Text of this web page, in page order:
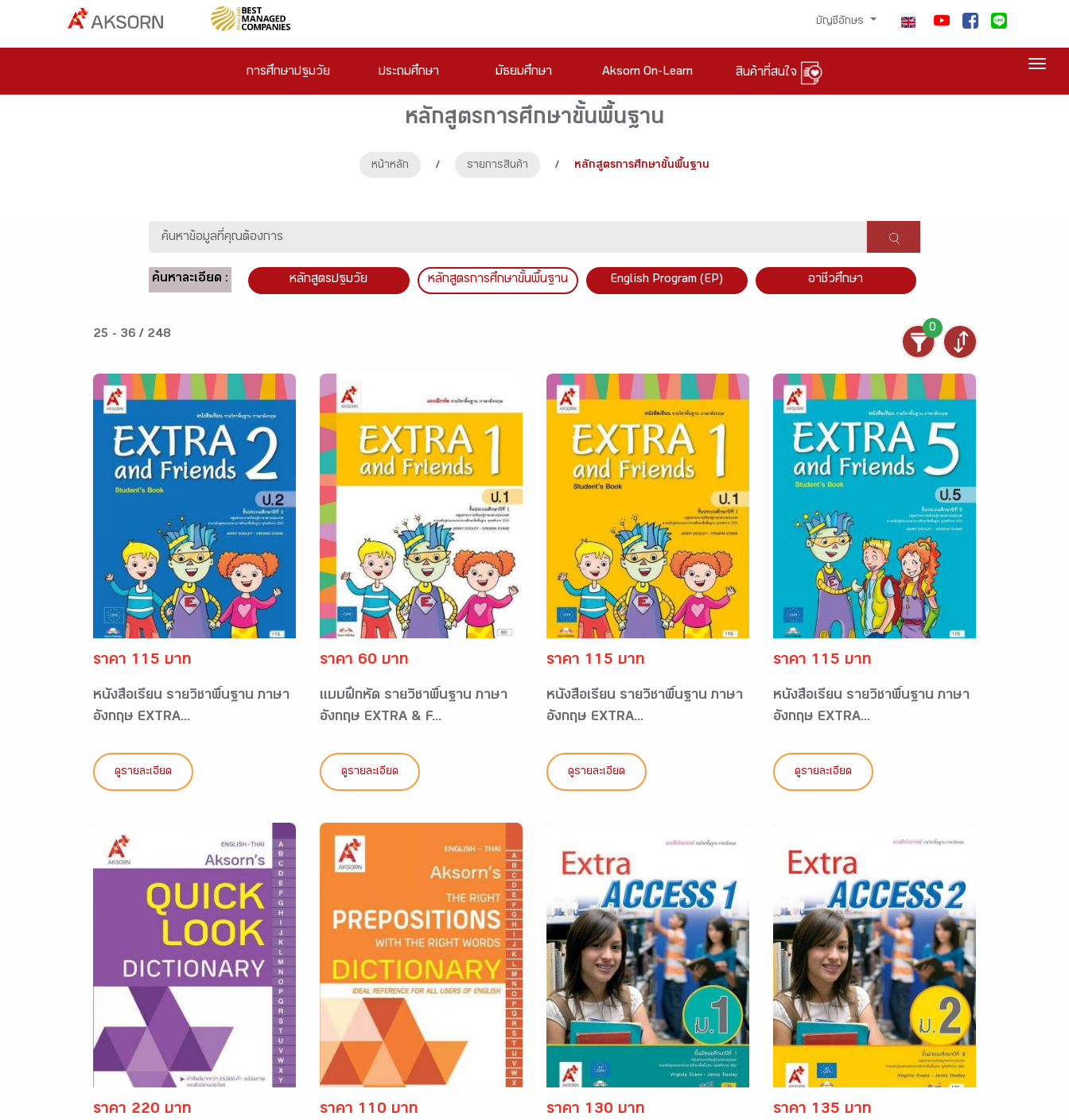
บัญชีอักษร
การศึกษาปฐมวัย ประถมศึกษา มัธยมศึกษา Aksorn On-Learn สินค้าที่สนใจ
หลักสูตรการศึกษาขั้นพื้นฐาน
หน้าหลัก / รายการสินค้า / หลักสูตรการศึกษาขั้นพื้นฐาน
ค้นหาละเอียด : หลักสูตรปฐมวัย หลักสูตรการศึกษาขั้นพื้นฐาน English Program (EP) อาชีวศึกษา
25 - 36 / 248
0
ราคา 115 บาท
หนังสือเรียน รายวิชาพื้นฐาน ภาษา
อังกฤษ EXTRA...
ดูรายละเอียด
ราคา 60 บาท
แบบฝึกหัด รายวิชาพื้นฐาน ภาษา
อังกฤษ EXTRA & F...
ดูรายละเอียด
ราคา 115 บาท
หนังสือเรียน รายวิชาพื้นฐาน ภาษา
อังกฤษ EXTRA...
ดูรายละเอียด
ราคา 115 บาท
หนังสือเรียน รายวิชาพื้นฐาน ภาษา
อังกฤษ EXTRA...
ดูรายละเอียด
ราคา 220 บาท ราคา 110 บาท ราคา 130 บาท ราคา 135 บาท